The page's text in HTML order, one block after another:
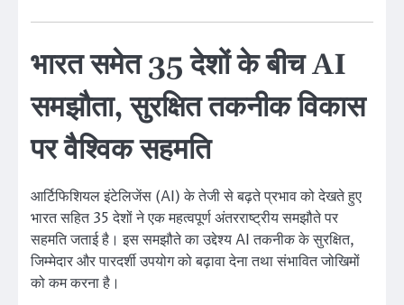
भारत समेत 35 देशों के बीच AI
समझौता, सुरक्षित तकनीक विकास
पर वैश्विक सहमति
आर्टिफिशियल इंटेलिजेंस (AI) के तेजी से बढ़ते प्रभाव को देखते हुए
भारत सहित 35 देशों ने एक महत्वपूर्ण अंतरराष्ट्रीय समझौते पर
सहमति जताई है। इस समझौते का उद्देश्य AI तकनीक के सुरक्षित,
जिम्मेदार और पारदर्शी उपयोग को बढ़ावा देना तथा संभावित जोखिमों
को कम करना है।